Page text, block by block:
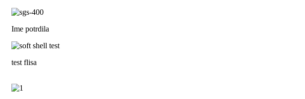
Ime potrdila
test flisa